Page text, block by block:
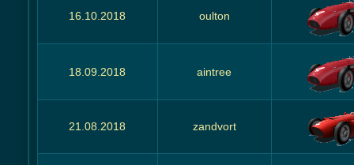
16.10.2018 oulton
18.09.2018 aintree
21.08.2018 zandvort